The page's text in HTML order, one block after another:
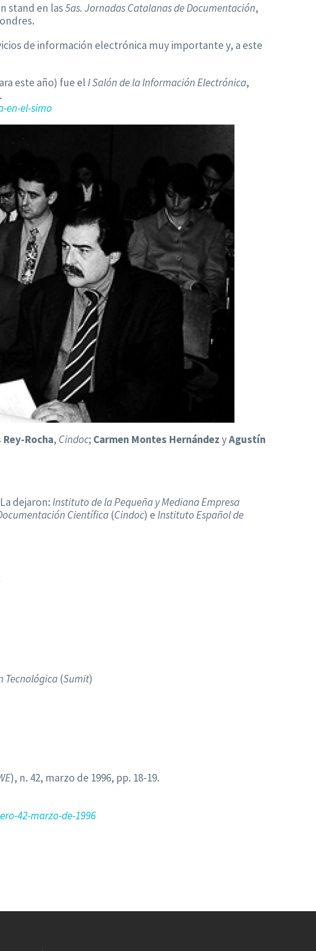
stand en las5as. Jornadas Catalanas de Documentación,
de información electrónica muy importante y, a este
este año) fue elI Salón de la Información Electrónica,
en-el-simo
Rocha, Cindoc; Carmen Montes HernándezyAgustín
dejaron:Instituto de la Pequeña y Mediana Empresa
Científica (Cindoc) eInstituto Español de
Tecnológica (Sumit)
), n. 42, marzo de 1996, pp. 18-19.
42-marzo-de-1996